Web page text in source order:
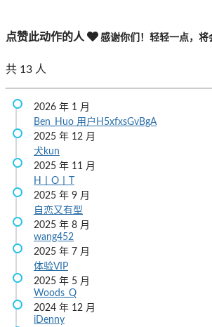
点赞此动作的人 感谢你们！轻轻一点，将
共 13 人
2026 年 1 月
Ben_Huo 用户H5xfxsGvBgA
2025 年 12 月
犬kun
2025 年 11 月
H丨O丨T
2025 年 9 月
自恋又有型
2025 年 8 月
wang452
2025 年 7 月
体验VIP
2025 年 5 月
Woods_Q
2024 年 12 月
iDenny